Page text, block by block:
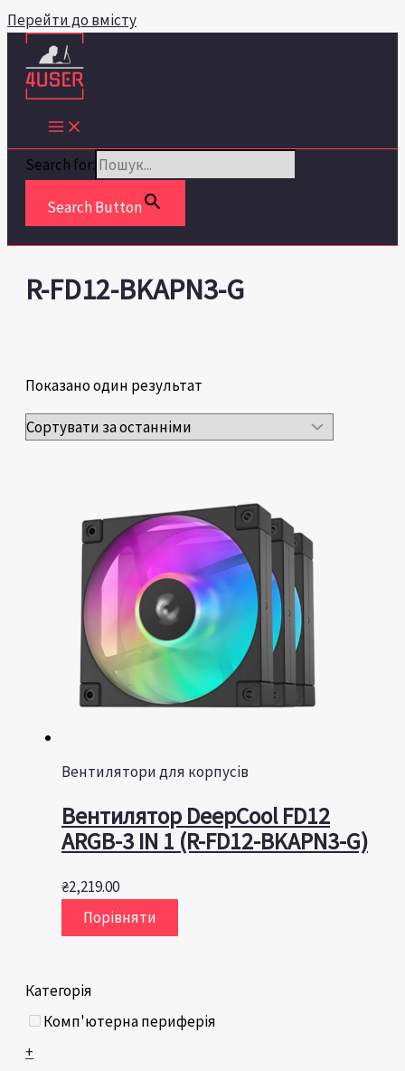
Перейти до вмісту
Search for:
Search Button
Категорія
Комп'ютерна периферія
+
R-FD12-BKAPN3-G
Показано один результат
Вентилятори для корпусів
Вентилятор DeepCool FD12
ARGB-3 IN 1 (R-FD12-BKAPN3-G)
₴2,219.00
Порівняти